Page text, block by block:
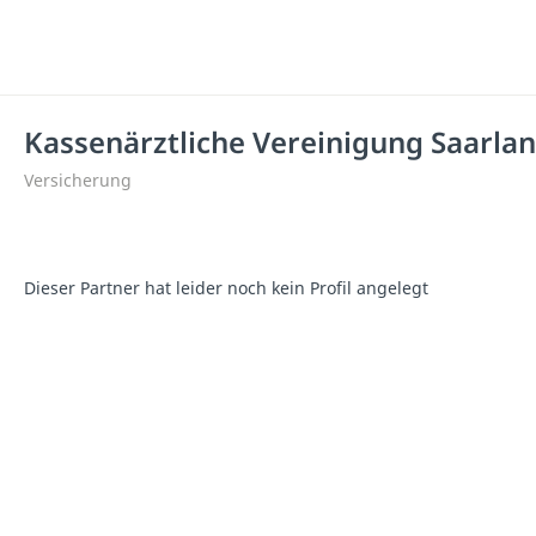
Kassenärztliche Vereinigung
Versicherung
Dieser Partner hat leider noch kein Profil angelegt